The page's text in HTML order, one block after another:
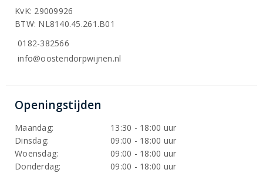
KvK: 29009926
BTW: NL8140.45.261.B01
0182-382566
info@oostendorpwijnen.nl
Openingstijden
Maandag:
13:30 - 18:00 uur
Dinsdag:
09:00 - 18:00 uur
Woensdag:
09:00 - 18:00 uur
Donderdag:
09:00 - 18:00 uur